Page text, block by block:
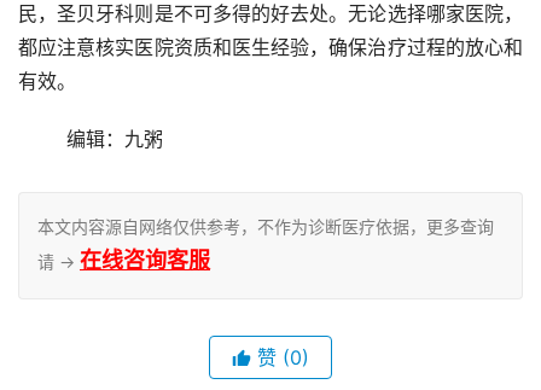
民，圣贝牙科则是不可多得的好去处。无论选择哪家医院，
都应注意核实医院资质和医生经验，确保治疗过程的放心和
有效。
	编辑：九粥
本文内容源自网络仅供参考，不作为诊断医疗依据，更多查询
请 → 在线咨询客服
赞 (0)